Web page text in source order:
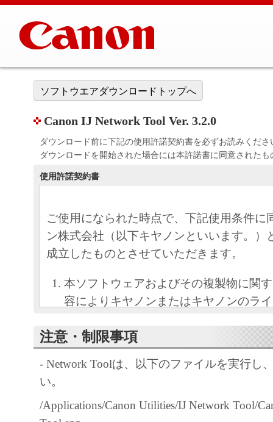
ソフトウエアダウンロードトップへ
Canon IJ Network Tool Ver. 3.2.0
ダウンロード前に下記の使用許諾契約書を必ずお読みくださ
ダウンロードを開始された場合には本許諾書に同意された
使用許諾契約書
ご使用になられた時点で、下記使用条件に
ン株式会社（以下キヤノンといいます。）
成立したものとさせていただきます。
本ソフトウェアおよびその複製物に関
容によりキヤノンまたはキヤノンのラ
キヤノンは、本ソフトウェアのユーザ
ノン製品を利用する目的で本ソフトウ
ユーザーは、本ソフトウェアの全部ま
注意・制限事項
- Network Toolは、以下のファイルを実行し
い。
/Applications/Canon Utilities/IJ Network Tool/